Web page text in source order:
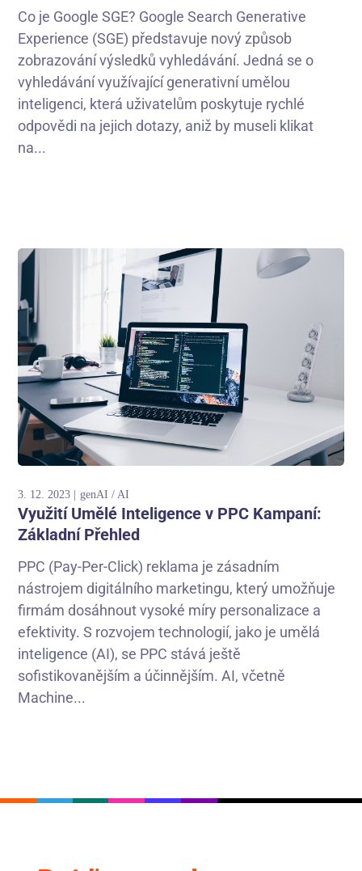
Co je Google SGE? Google Search Generative
Experience (SGE) představuje nový způsob
zobrazování výsledků vyhledávání. Jedná se o
vyhledávání využívající generativní umělou
inteligenci, která uživatelům poskytuje rychlé
odpovědi na jejich dotazy, aniž by museli klikat
na...
3. 12. 2023 genAI / AI
Využití Umělé Inteligence v PPC Kampaní:
Základní Přehled
PPC (Pay-Per-Click) reklama je zásadním
nástrojem digitálního marketingu, který umožňuje
firmám dosáhnout vysoké míry personalizace a
efektivity. S rozvojem technologií, jako je umělá
inteligence (AI), se PPC stává ještě
sofistikovanějším a účinnějším. AI, včetně
Machine...